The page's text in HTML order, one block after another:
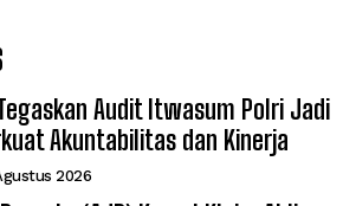
Audit Itwasum Polri Jadi
Akuntabilitas dan Kinerja
2026